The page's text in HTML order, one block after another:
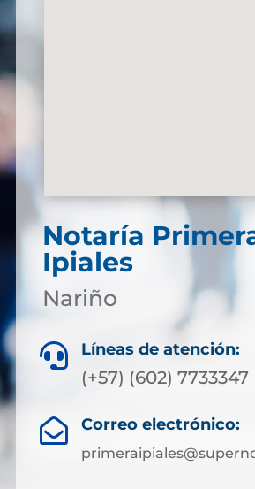
Notaría
Ipiales
Nariño
 Líneas de atención:
(+57) (602) 7733347
 Correo electrónico: